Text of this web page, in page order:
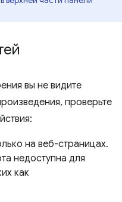
вы не видите
проверьте
на веб-страницах.
недоступна для
как